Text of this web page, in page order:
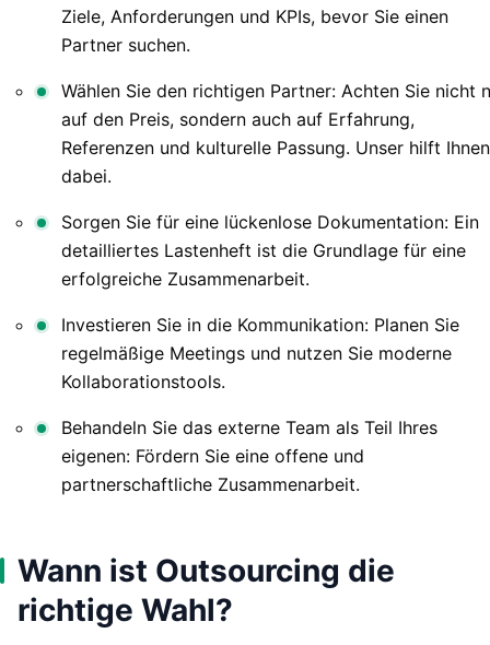
Ziele, Anforderungen und KPIs, bevor Sie einen
Partner suchen.
Wählen Sie den richtigen Partner: Achten Sie nicht
auf den Preis, sondern auch auf Erfahrung,
Referenzen und kulturelle Passung. Unser hilft Ihnen
dabei.
Sorgen Sie für eine lückenlose Dokumentation: Ein
detailliertes Lastenheft ist die Grundlage für eine
erfolgreiche Zusammenarbeit.
Investieren Sie in die Kommunikation: Planen Sie
regelmäßige Meetings und nutzen Sie moderne
Kollaborationstools.
Behandeln Sie das externe Team als Teil Ihres
eigenen: Fördern Sie eine offene und
partnerschaftliche Zusammenarbeit.
Wann ist Outsourcing die
richtige Wahl?